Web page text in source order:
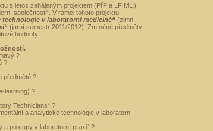
s letos zahájeným projektem (PřF a LF MU)
společnosti“. V rámci tohoto projektu
v laboratorní medicíně“ (zimní
(jarní semestr 2011/2012). Zmíněné předměty
hodnoty.
?
?
předmětů ?
learning) ?
Technicians“ ?
a analytické technologie v laboratorní
a postupy v laboratorní praxi“ ?